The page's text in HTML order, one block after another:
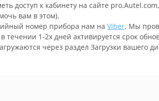
доступ к кабинету на сайте
вам в этом).
номер прибора нам на Viber. Мы
течении 1-2х дней активируется срок
через раздел Загрузки вашего